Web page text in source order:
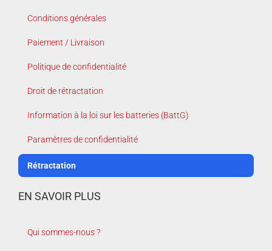
Conditions générales
Paiement / Livraison
Politique de confidentialité
Droit de rétractation
Information à la loi sur les batteries (BattG)
Paramètres de confidentialité
Rétractation
EN SAVOIR PLUS
Qui sommes-nous ?